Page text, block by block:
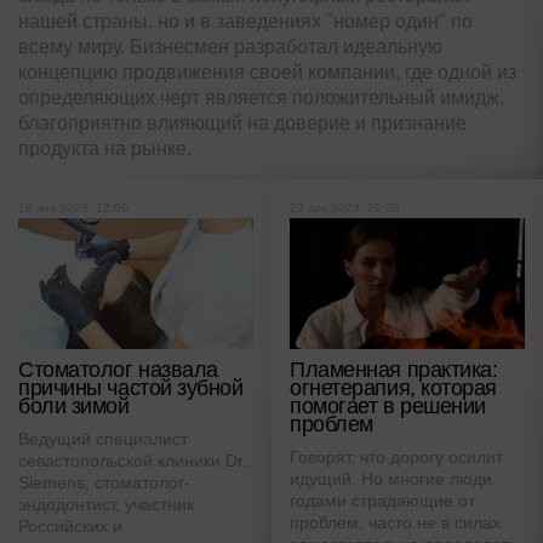
нашей страны, но и в заведениях "номер один" по
всему миру. Бизнесмен разработал идеальную
концепцию продвижения своей компании, где одной из
определяющих черт является положительный имидж,
благоприятно влияющий на доверие и признание
продукта на рынке.
Стоматолог назвала
причины частой зубной
боли зимой
Ведущий специалист
севастопольской клиники Dr.
Siemens, стоматолог-
эндодонтист, участник
Российских и
Пламенная практика:
огнетерапия, которая
помогает в решении
проблем
Говорят, что дорогу осилит
идущий. Но многие люди,
годами страдающие от
проблем, часто не в силах